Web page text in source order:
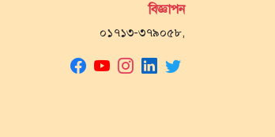
বিজ্ঞাপন
০১৭১৩-৩৭৯০৫৮,